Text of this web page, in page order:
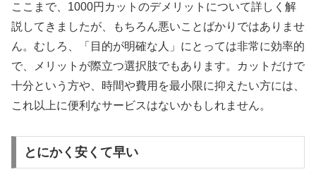
ここまで、1000円カットのデメリットについて詳しく解
説してきましたが、もちろん悪いことばかりではありませ
ん。むしろ、「目的が明確な人」にとっては非常に効率的
で、メリットが際立つ選択肢でもあります。カットだけで
十分という方や、時間や費用を最小限に抑えたい方には、
これ以上に便利なサービスはないかもしれません。
とにかく安くて早い